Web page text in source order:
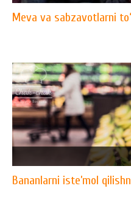
Meva va sabzavotlarni
Bananlarni iste’mol